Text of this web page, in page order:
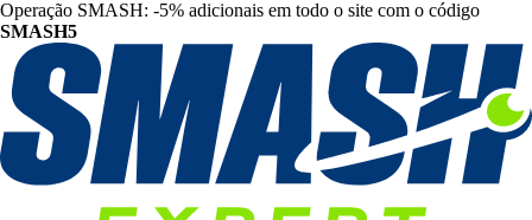
Operação SMASH: -5% adicionais em todo o site com o código
SMASH5